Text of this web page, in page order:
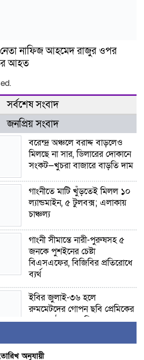
নাফিজ আহমেদ রাজুর ওপর
আহত
সর্বশেষ সংবাদ
জনপ্রিয় সংবাদ
বরেন্দ্র অঞ্চলে বরাদ্দ বাড়লেও
মিলছে না সার, ডিলারের দোকানে
সংকট—খুচরা বাজারে বাড়তি দাম
গাংনীতে মাটি খুঁড়তেই মিলল ১০
ল্যান্ডমাইন, ৫ টুলবক্স; এলাকায়
চাঞ্চল্য
গাংনী সীমান্তে নারী-পুরুষসহ ৫
জনকে পুশইনের চেষ্টা
বিএসএফের, বিজিবির প্রতিরোধে
ব্যর্থ
ইবির জুলাই-৩৬ হলে
রুমমেটদের গোপন ছবি প্রেমিকের
কাছে পাঠানোর অভিযোগ, ক্ষোভ
র‍্যাব বিলুপ্ত হয়ে এসআরবি,
অনুযায়ী